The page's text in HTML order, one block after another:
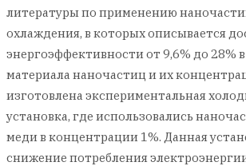
литературы по применению
охлаждения, в которых описывается
энергоэффективности от 9,6% до 28%
материала наночастиц и их
изготовлена экспериментальная
установка, где использовались
меди в концентрации 1%. Данная
снижение потребления